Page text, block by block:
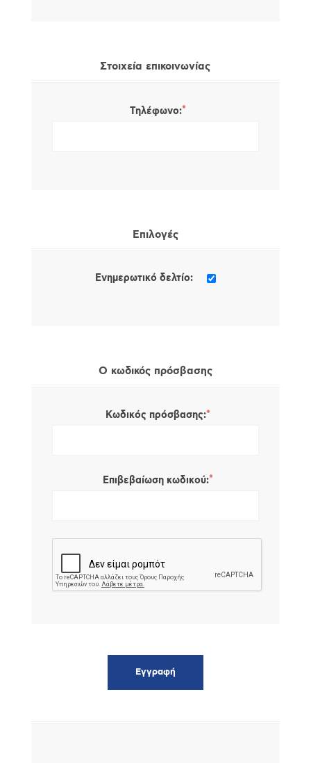
Στοιχεία επικοινωνίας
Τηλέφωνο:*
Επιλογές
Ενημερωτικό δελτίο:
Ο κωδικός πρόσβασης
Κωδικός πρόσβασης:*
Επιβεβαίωση κωδικού:*